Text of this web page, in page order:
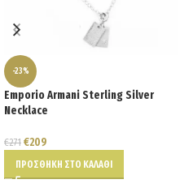
-23%
Emporio Armani Sterling Silver
Necklace
€271 €209
ΠΡΟΣΘΉΚΗ ΣΤΟ ΚΑΛΆΘΙ